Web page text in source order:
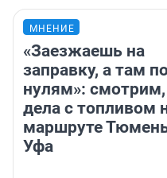
МНЕНИЕ
«Заезжаешь на
заправку, а там
нулям»:
дела с топливом
маршруте
Уфа